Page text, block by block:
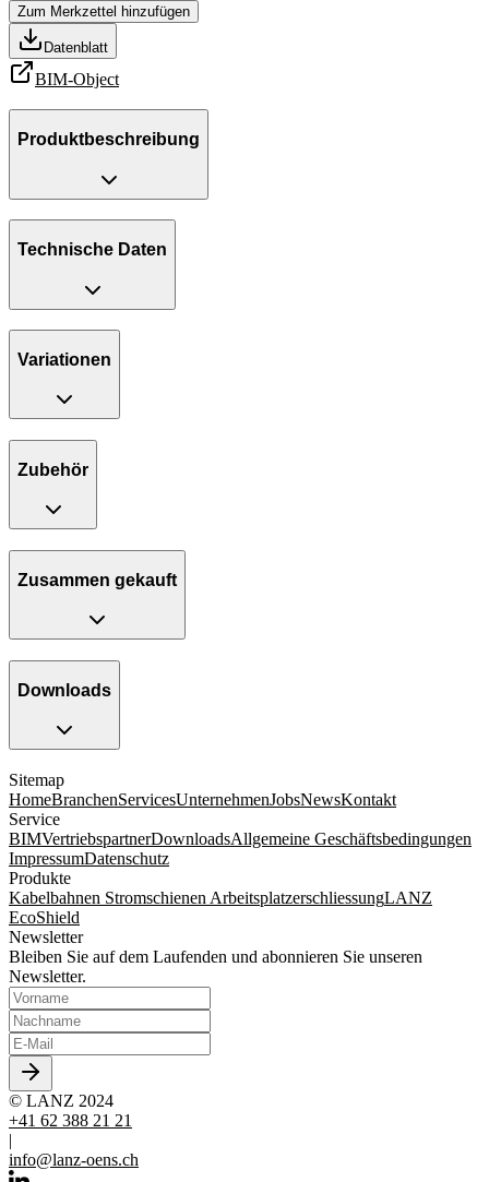
Zum Merkzettel hinzufügen
Datenblatt
BIM-Object
Produktbeschreibung
Technische Daten
Variationen
Zubehör
Zusammen gekauft
Downloads
Sitemap
HomeBranchenServicesUnternehmenJobsNewsKontakt
Service
BIMVertriebspartnerDownloadsAllgemeine Geschäftsbedingungen
ImpressumDatenschutz
Produkte
Kabelbahnen Stromschienen ArbeitsplatzerschliessungLANZ
EcoShield
Newsletter
Bleiben Sie auf dem Laufenden und abonnieren Sie unseren
Newsletter.
© LANZ 2024
+41 62 388 21 21
|
info@lanz-oens.ch